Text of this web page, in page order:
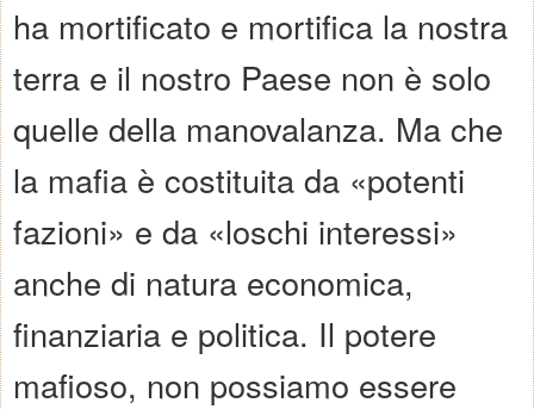
ha mortificato e mortifica la nostra
terra e il nostro Paese non è solo
quelle della manovalanza. Ma che
la mafia è costituita da «potenti
fazioni» e da «loschi interessi»
anche di natura economica,
finanziaria e politica. Il potere
mafioso, non possiamo essere